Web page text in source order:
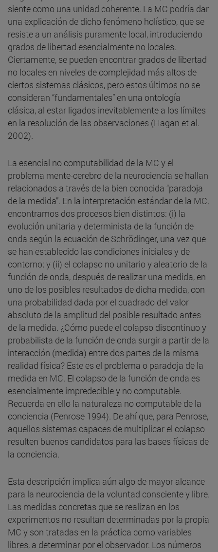
siente como una unidad coherente. La MC podría dar
una explicación de dicho fenómeno holístico, que se
resiste a un análisis puramente local, introduciendo
grados de libertad esencialmente no locales.
Ciertamente, se pueden encontrar grados de libertad
no locales en niveles de complejidad más altos de
ciertos sistemas clásicos, pero estos últimos no se
consideran “fundamentales” en una ontología
clásica, al estar ligados inevitablemente a los límites
en la resolución de las observaciones (Hagan et al.
2002).
La esencial no computabilidad de la MC y el
problema mente-cerebro de la neurociencia se hallan
relacionados a través de la bien conocida “paradoja
de la medida”. En la interpretación estándar de la MC,
encontramos dos procesos bien distintos: (i) la
evolución unitaria y determinista de la función de
onda según la ecuación de Schrödinger, una vez que
se han establecido las condiciones iniciales y de
contorno; y (ii) el colapso no unitario y aleatorio de la
función de onda, después de realizar una medida, en
uno de los posibles resultados de dicha medida, con
una probabilidad dada por el cuadrado del valor
absoluto de la amplitud del posible resultado antes
de la medida. ¿Cómo puede el colapso discontinuo y
probabilista de la función de onda surgir a partir de la
interacción (medida) entre dos partes de la misma
realidad física? Este es el problema o paradoja de la
medida en MC. El colapso de la función de onda es
esencialmente impredecible y no computable.
Recuerda en ello la naturaleza no computable de la
conciencia (Penrose 1994). De ahí que, para Penrose,
aquellos sistemas capaces de multiplicar el colapso
resulten buenos candidatos para las bases físicas de
la conciencia.
Esta descripción implica aún algo de mayor alcance
para la neurociencia de la voluntad consciente y libre.
Las medidas concretas que se realizan en los
experimentos no resultan determinadas por la propia
MC y son tratadas en la práctica como variables
libres, a determinar por el observador. Los números